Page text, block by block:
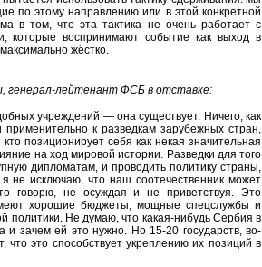
по этому направлению или в этой конкретной
в том, что эта тактика не очень работает с
которые воспринимают событие как выход в
жёстко.
генерал-лейтенант ФСБ в отставке:
учреждений — она существует. Ничего, как
к разведкам зарубежных стран,
позиционирует себя как некая значительная
на ход мировой истории. Разведки для того
дипломатам, и проводить политику страны,
не исключаю, что наш соотечественник может
говорю, не осуждая и не приветствуя. Это
хорошие бюджеты, мощные спецслужбы и
Не думаю, что какая-нибудь Сербия в
и зачем ей это нужно. Но 15-20 государств, во-
что это способствует укреплению их позиций в